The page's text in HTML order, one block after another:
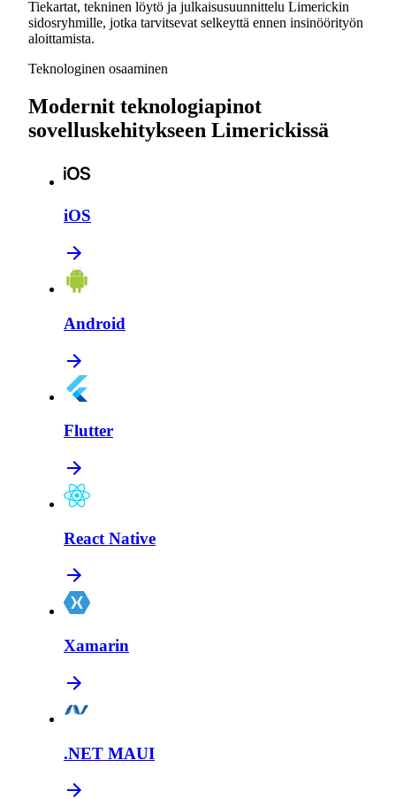
Tiekartat, tekninen löytö ja julkaisusuunnittelu Limerickin
sidosryhmille, jotka tarvitsevat selkeyttä ennen insinöörityön
aloittamista.
Teknologinen osaaminen
Modernit teknologiapinot
sovelluskehitykseen Limerickissä
iOS
Android
Flutter
React Native
Xamarin
.NET MAUI